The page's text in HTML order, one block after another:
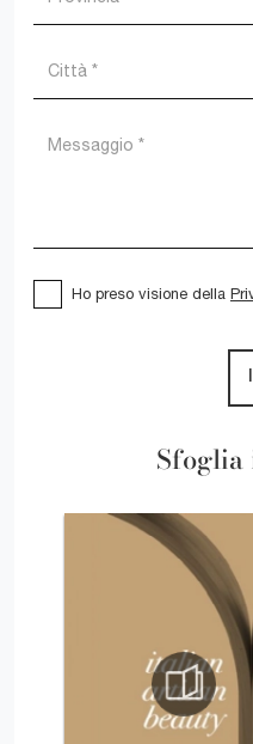
Sfoglia
Ho preso visione della